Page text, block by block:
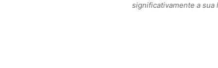
significativamente a